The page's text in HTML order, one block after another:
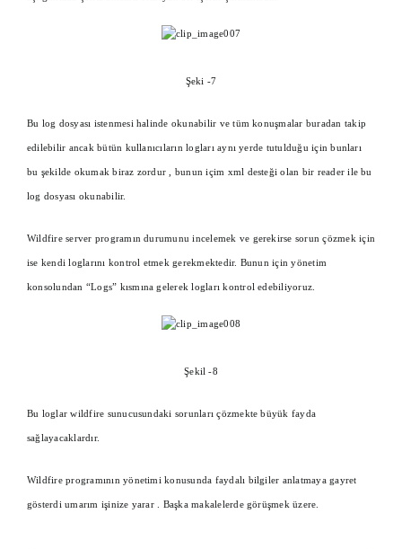
Şeki -7
Bu log dosyası istenmesi halinde okunabilir ve tüm konuşmalar buradan takip
edilebilir ancak bütün kullanıcıların logları aynı yerde tutulduğu için bunları
bu şekilde okumak biraz zordur , bunun içim xml desteği olan bir reader ile bu
log dosyası okunabilir.
Wildfire server programın durumunu incelemek ve gerekirse sorun çözmek için
ise kendi loglarını kontrol etmek gerekmektedir. Bunun için yönetim
konsolundan “Logs” kısmına gelerek logları kontrol edebiliyoruz.
Şekil -8
Bu loglar wildfire sunucusundaki sorunları çözmekte büyük fayda
sağlayacaklardır.
Wildfire programının yönetimi konusunda faydalı bilgiler anlatmaya gayret
gösterdi umarım işinize yarar . Başka makalelerde görüşmek üzere.